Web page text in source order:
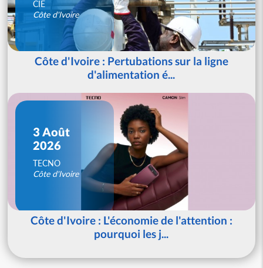
CIE
Côte d'Ivoire
Côte d'Ivoire : Pertubations sur la ligne
d'alimentation é...
3 Août
2026
TECNO
Côte d'Ivoire
Côte d'Ivoire : L'économie de l'attention :
pourquoi les j...